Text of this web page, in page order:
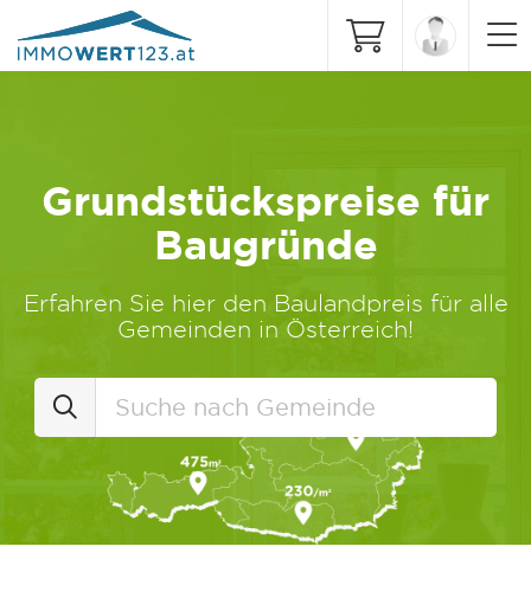
Grundstückspreise für
Baugründe
Erfahren Sie hier den Baulandpreis für alle
Gemeinden in Österreich!